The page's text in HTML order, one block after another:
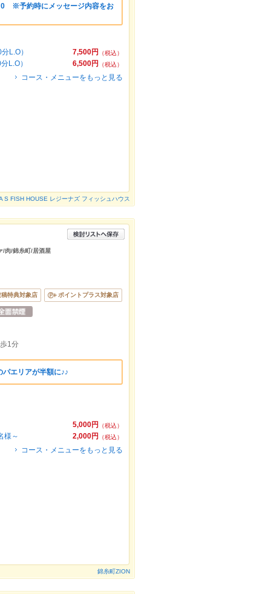
0 ※予約時にメッセージ内容をお
7,500円
（税込）
L.O）
6,500円
（税込）
L.O）
コース・メニューをもっと見る
S FISH HOUSE レジーナズ フィッシュハウス
/肉/錦糸町/居酒屋
稿特典対象店 ポイントプラス対象店
1分
エリアが半額に♪♪
5,000円
（税込）
2,000円
（税込）
様～
コース・メニューをもっと見る
錦糸町ZION